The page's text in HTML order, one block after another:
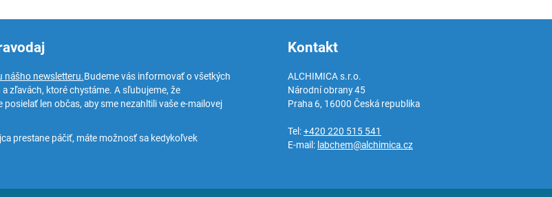
nášho newsletteru.Budeme vás informovať o všetkých
zľavách, ktoré chystáme. A sľubujeme, že
len občas, aby sme nezahltili vaše e-mailovej
prestane páčiť, máte možnosť sa kedykoľvek
Kontakt
ALCHIMICA s.r.o.
Národní obrany 45
Praha 6, 16000 Česká republika
Tel:+420 220 515 541
E-mail: labchem@alchimica.cz